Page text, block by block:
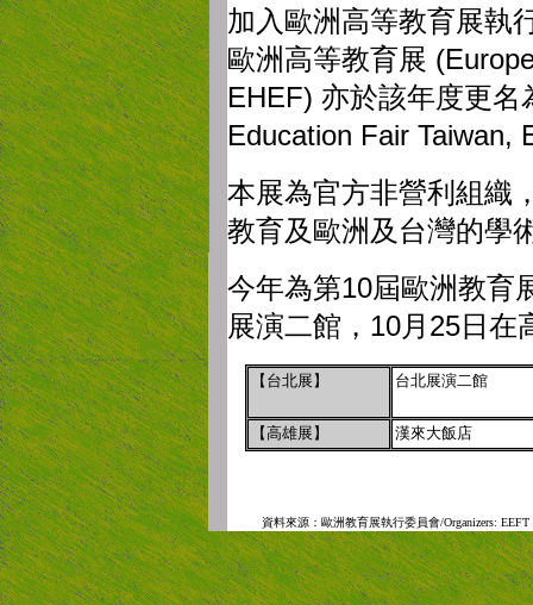
加入歐洲高等教育展執
歐洲高等教育展
EHEF) 亦於該年度更名
Education Fair Taiwan,
本展為官方非營利組織
教育及歐洲及台灣的學
今年為第10屆歐洲教育
展演二館， 10月 25日在
【台北展】 台北展演二館
【高雄展】 漢來大飯店
資料來源： 歐洲教育展執行委員會/Organizers: